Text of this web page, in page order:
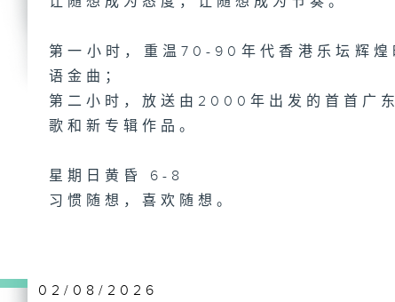
第一小时，重温70-90年代香港乐坛辉
语金曲；
第二小时，放送由2000年出发的首首
歌和新专辑作品。
星期日黄昏 6-8
习惯随想，喜欢随想。
02/08/2026